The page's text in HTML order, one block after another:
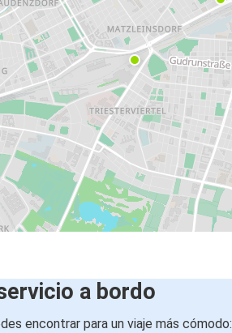
a bordo
encontrar para un viaje más cómodo: